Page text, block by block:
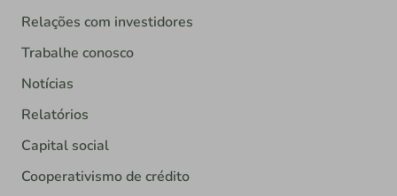
Relações com investidores
Trabalhe conosco
Notícias
Relatórios
Capital social
Cooperativismo de crédito